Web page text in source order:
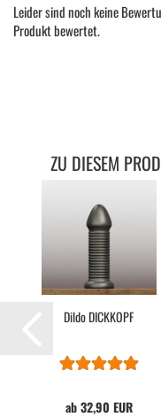
Leider sind noch keine
Produkt bewertet.
ZU DIESEM
Dildo DICK­KOPF
ab 32,90 EUR